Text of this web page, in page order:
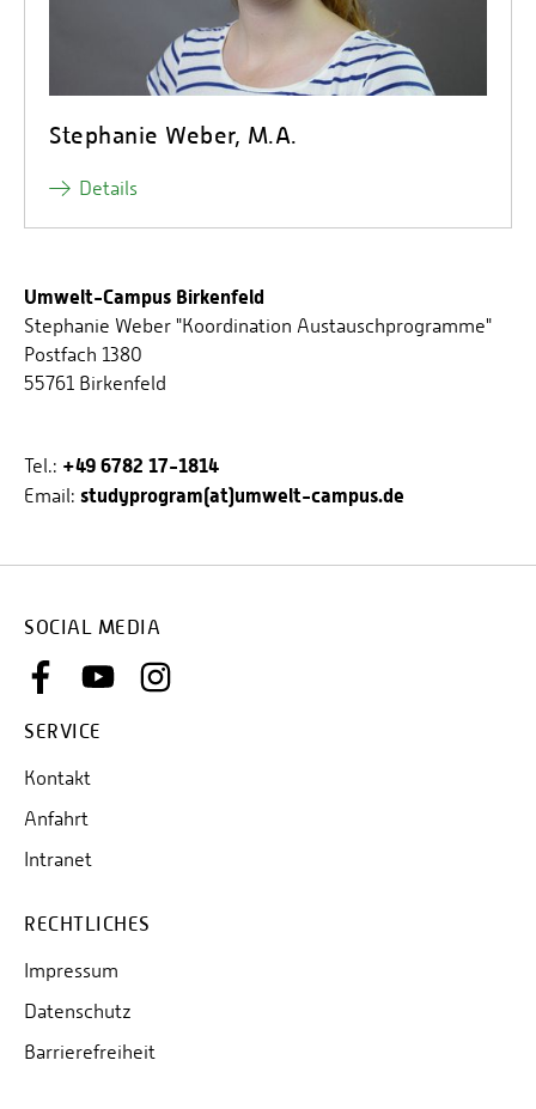
Stephanie Weber, M.A.
Details
Umwelt-Campus Birkenfeld
Stephanie Weber "Koordination Austauschprogramme"
Postfach 1380
55761 Birkenfeld
Tel.: +49 6782 17-1814
Email: studyprogram(at)umwelt-campus.de
SOCIAL MEDIA
SERVICE
Kontakt
Anfahrt
Intranet
RECHTLICHES
Impressum
Datenschutz
Barrierefreiheit